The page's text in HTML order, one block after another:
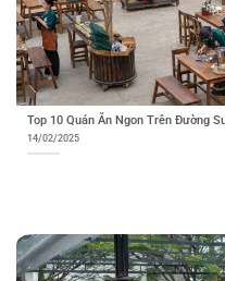
Top 10 Quán Ăn Ngon Trên Đường
14/02/2025